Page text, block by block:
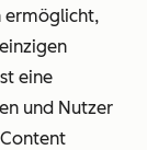
ermöglicht,
eine
und Nutzer